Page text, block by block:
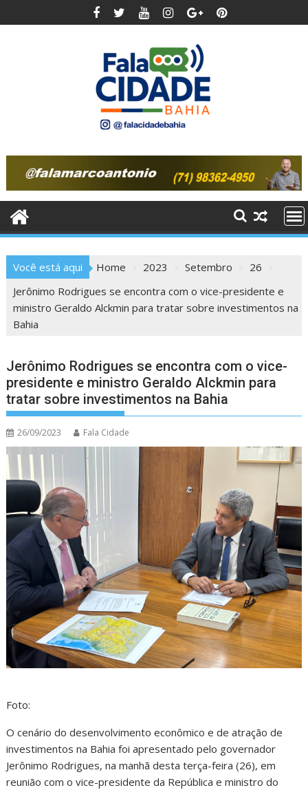
to
Você está aqui Home 2023 Setembro
26
Jerônimo Rodrigues se encontra com o vice-presidente e
ministro Geraldo Alckmin para tratar sobre investimentos na
Bahia
Jerônimo Rodrigues se encontra com o vice-
presidente e ministro Geraldo Alckmin para
tratar sobre investimentos na Bahia
26/09/2023 Fala Cidade
Foto:
O cenário do desenvolvimento econômico e de atração de
investimentos na Bahia foi apresentado pelo governador
Jerônimo Rodrigues, na manhã desta terça-feira (26), em
reunião com o vice-presidente da República e ministro do